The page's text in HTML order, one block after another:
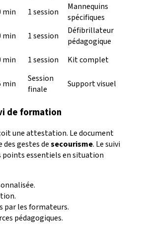
min 1 session
Mannequins
spécifiques
min 1 session
Défibrillateur
pédagogique
min 1 session
Kit complet
min
Session
finale
Support visuel
de formation
une attestation. Le document
gestes desecourisme. Le suivi
points essentiels en situation
par les formateurs.
pédagogiques.